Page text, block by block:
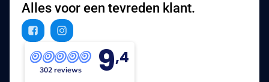
Alles voor een tevreden klant.
302 reviews 9,4